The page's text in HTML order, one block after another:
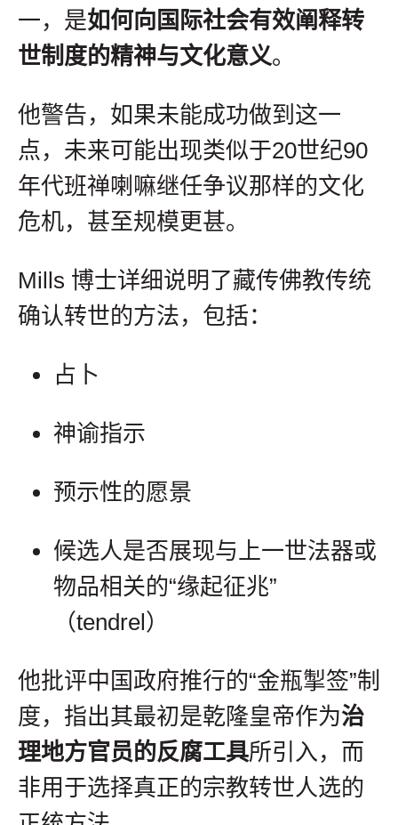
一，是如何向国际社会有效阐释转
世制度的精神与文化意义。
他警告，如果未能成功做到这一
点，未来可能出现类似于20世纪90
年代班禅喇嘛继任争议那样的文化
危机，甚至规模更甚。
Mills 博士详细说明了藏传佛教传统
确认转世的方法，包括：
占卜
神谕指示
预示性的愿景
候选人是否展现与上一世法器或
物品相关的“缘起征兆”
（tendrel）
他批评中国政府推行的“金瓶掣签”制
度，指出其最初是乾隆皇帝作为治
理地方官员的反腐工具所引入，而
非用于选择真正的宗教转世人选的